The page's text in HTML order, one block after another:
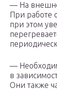
— На
При работе
при этом
—
в
Они также